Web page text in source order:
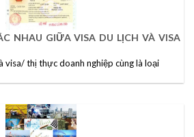
NHAU GIỮA VISA DU LỊCH VÀ VISA
visa/ thị thực doanh nghiệp cùng là loại